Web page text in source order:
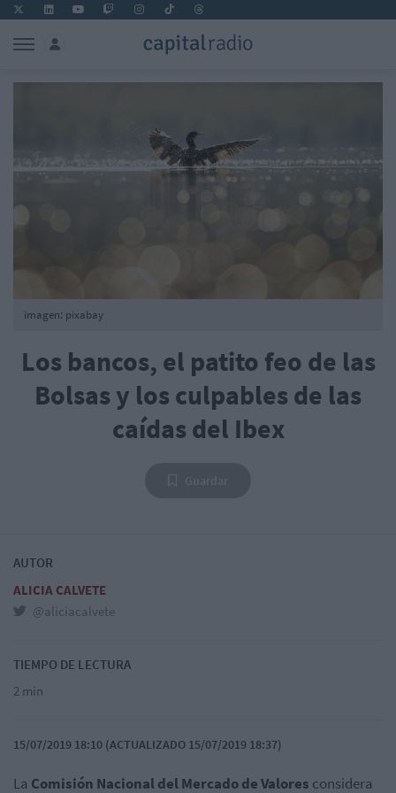
Los bancos, el patito feo de las
Bolsas y los culpables de las
caídas del Ibex
imagen: pixabay
AUTOR
ALICIA CALVETE
@aliciacalvete
TIEMPO DE LECTURA
2 min
15/07/2019 18:10 (ACTUALIZADO 15/07/2019 18:37)
La Comisión Nacional del Mercado de Valores considera